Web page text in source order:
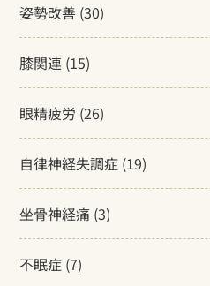
姿勢改善 (30)
膝関連 (15)
眼精疲労 (26)
自律神経失調症 (19)
坐骨神経痛 (3)
不眠症 (7)